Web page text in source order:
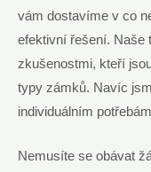
vám dostavíme v co
efektivní řešení. Naše
zkušenostmi, kteří
typy zámků. Navíc
individuálním
Nemusíte se obávat